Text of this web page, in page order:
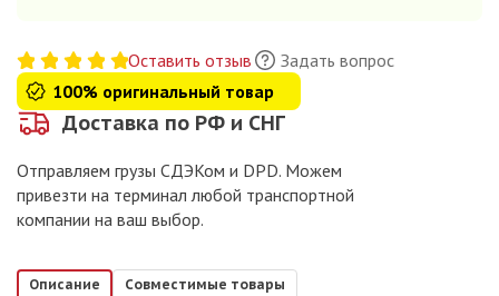
Оставить отзыв
Задать вопрос
100% оригинальный товар
Доставка по РФ и СНГ
Отправляем грузы СДЭКом и DPD. Можем
привезти на терминал любой транспортной
компании на ваш выбор.
Описание
Совместимые товары